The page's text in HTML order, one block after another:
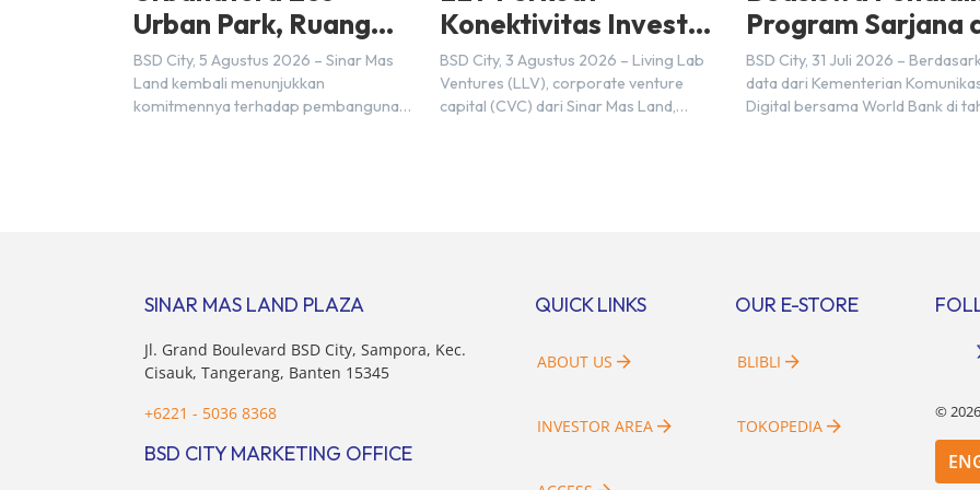
Urban Park, Ruang
Terbuka Hijau Baru di
BSD City
BSD City, 5 Agustus 2026 – Sinar Mas
Land kembali menunjukkan
komitmennya terhadap pembangunan
perusahaan untuk […]
Konektivitas Investasi
Indonesia–Jepang
(FDI) pada 2025
BSD City, 3 Agustus 2026 – Living Lab
Ventures (LLV), corporate venture
capital (CVC) dari Sinar Mas Land,
Program Sarjana
Monash
BSD City
BSD City, 31 Juli 2026 –
data dari Kementerian
Digital bersama World Bank di
sumber daya […]
SINAR MAS LAND PLAZA
Jl. Grand Boulevard BSD City, Sampora, Kec.
Cisauk, Tangerang, Banten 15345
+6221 - 5036 8368
BSD CITY MARKETING OFFICE
QUICK LINKS
ABOUT US
INVESTOR AREA
OUR E-STORE
BLIBLI
TOKOPEDIA
©2026